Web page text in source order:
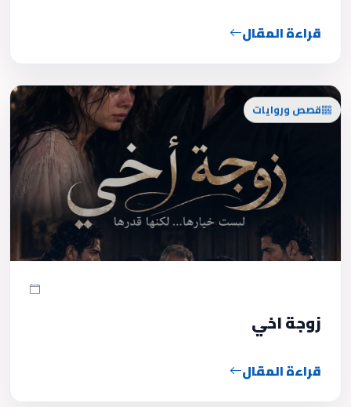
قراءة المقال
قصص وروايات
زوجة اخي
قراءة المقال